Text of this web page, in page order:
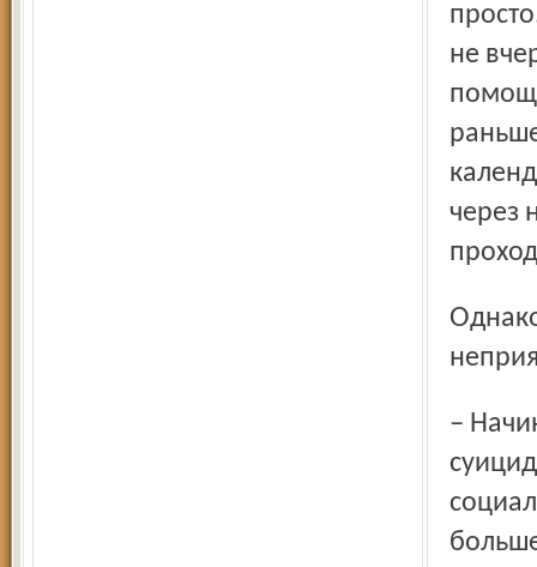
не
через
Однако оказалось, что это была ещё не беда, а лёгкие
– Начиная с 1990 года, – рассказала психотерапевт,